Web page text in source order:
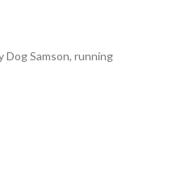
Dog Samson, running